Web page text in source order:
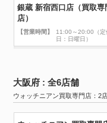
銀蔵 新宿西口店（買取専
店）
【営業時間】
11:00～20:00（定
日：日曜日）
大阪府 : 全6店舗
ウォッチニアン買取専門店